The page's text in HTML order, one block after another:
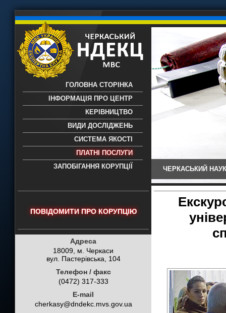
науково-дослідний експертно-
- проведення всих видів судових
експертиз
ГОЛОВНА СТОРІНКА
ІНФОРМАЦІЯ ПРО ЦЕНТР
КЕРІВНИЦТВО
ВИДИ ДОСЛІДЖЕНЬ
СИСТЕМА ЯКОСТІ
ПЛАТНІ ПОСЛУГИ
ЗАПОБІГАННЯ КОРУПЦІЇ
ЧЕРКАСЬКИЙ
ПОВІДОМИТИ ПРО КОРУПЦІЮ
Адреса
18009, м. Черкаси
вул. Пастерівська, 104
Телефон / факс
(0472) 317-333
E-mail
cherkasy@dndekc.mvs.gov.ua